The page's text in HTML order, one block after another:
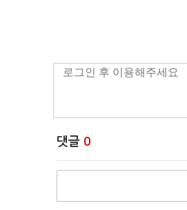
댓글 0